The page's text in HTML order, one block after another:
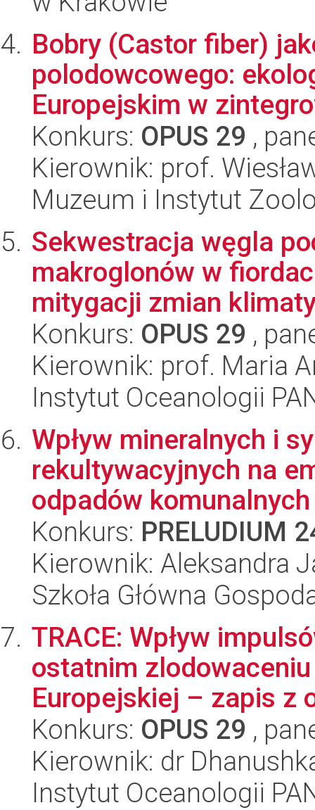
Bobry (Castor fiber)
polodowcowego:
Europejskim w
Konkurs: OPUS 29 ,
Kierownik: prof.
Muzeum i Instytut
Sekwestracja węgla
makroglonów w
mitygacji zmian
Konkurs: OPUS 29 ,
Kierownik: prof. Maria
Instytut Oceanologii
Wpływ mineralnych i
rekultywacyjnych na
odpadów
Konkurs: PRELUDIUM
Kierownik: Aleksandra
Szkoła Główna
TRACE: Wpływ
ostatnim
Europejskiej – zapis z
Konkurs: OPUS 29 ,
Kierownik: dr
Instytut Oceanologii